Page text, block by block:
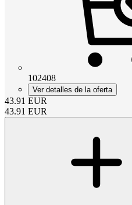
102408
Ver detalles de la oferta
43.91 EUR
43.91 EUR